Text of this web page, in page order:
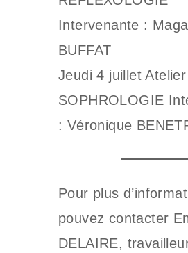
Intervenante :
BUFFAT
Jeudi 4 juillet Atelier
SOPHROLOGIE
: Véronique
Pour plus
pouvez contacter
DELAIRE,